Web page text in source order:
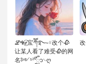
ℒᎭℯ⃝宝ཀོོ࿐˶⍤改个🥀
让某人看了难受🥀的网
名༻⁵²⁰ᬽ࿙ღ